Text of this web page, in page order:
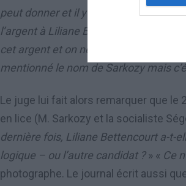
peut donner et il y a toujours des
l’argent à Liliane Bettencourt
cet argent et on ne sait pas si elle le
mentionné le nom de Sarkozy mais
Le juge lui fait alors remarquer que le
en lice (M. Sarkozy et la socialiste
dernière fois, Liliane Bettencourt a-t-
logique – ou l’autre candidat ?» « Ce
photographe. Le journal écrit aussi